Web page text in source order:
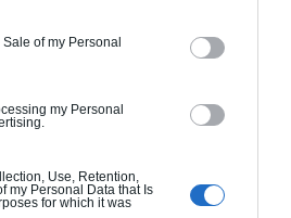
of my Personal
my Personal
Use, Retention,
my Personal Data that Is
for which it was
BBC
en bloc coffrant isolant
haut de gamme. Le prix "clé
le gros oeuvre et le second
sols...), mais exclut